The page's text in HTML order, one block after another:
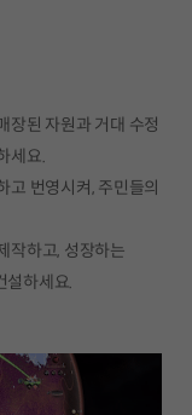
장된 자원과 거대 수정
세요.
고 번영시켜, 주민들의
작하고, 성장하는
설하세요.